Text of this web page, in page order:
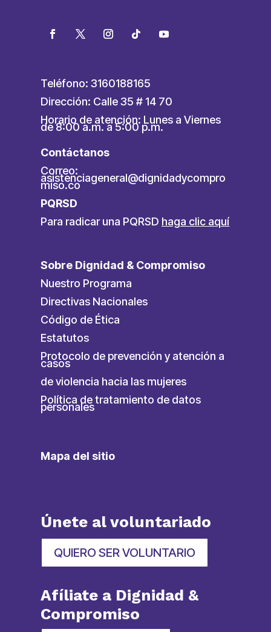
Teléfono: 3160188165
Dirección: Calle 35 # 14 70
Horario de atención: Lunes a Viernes
de 8:00 a.m. a 5:00 p.m.
Contáctanos
Correo:
asistenciageneral@dignidadycompro
miso.co
PQRSD
Para radicar una PQRSD haga clic aquí
Sobre Dignidad & Compromiso
Nuestro Programa
Directivas Nacionales
Código de Ética
Estatutos
Protocolo de prevención y atención a
casos
de violencia hacia las mujeres
Política de tratamiento de datos
personales
Mapa del sitio
Únete al voluntariado
QUIERO SER VOLUNTARIO
Afíliate a Dignidad &
Compromiso